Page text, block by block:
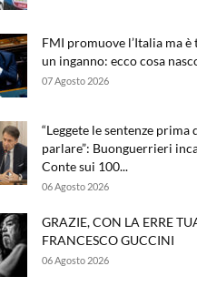
FMI promuove l’Italia ma
un inganno: ecco cosa
07 Agosto 2026
“Leggete le sentenze prima
parlare”: Buonguerrieri
Conte sui 100...
06 Agosto 2026
GRAZIE, CON LA ERRE
FRANCESCO GUCCINI
06 Agosto 2026